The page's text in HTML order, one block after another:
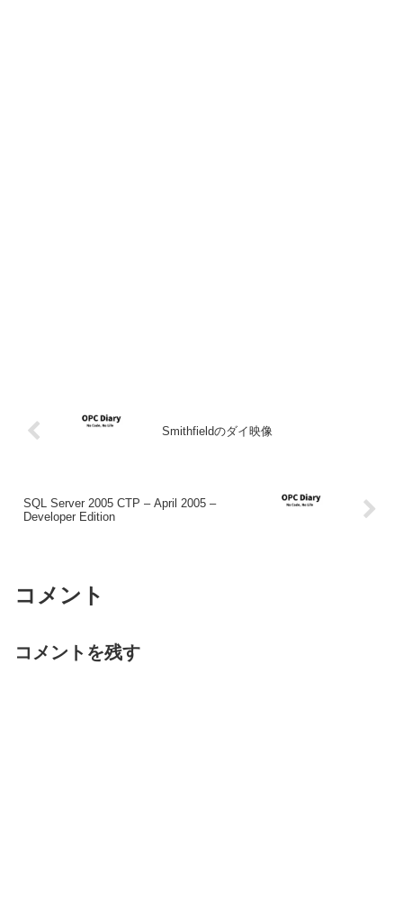
Smithfieldのダイ映像
SQL Server 2005 CTP – April 2005 –
Developer Edition
コメント
コメントを残す